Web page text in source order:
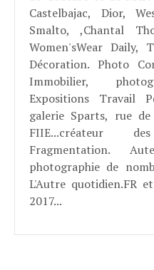
Castelbajac, Dior,
Smalto, ,Chantal
Women'sWear Daily,
Décoration. Photo
Immobilier,
Expositions Travail
galerie Sparts, rue
FIIE...créateur
Fragmentation.
photographie de
L'Autre quotidien.FR
2017...